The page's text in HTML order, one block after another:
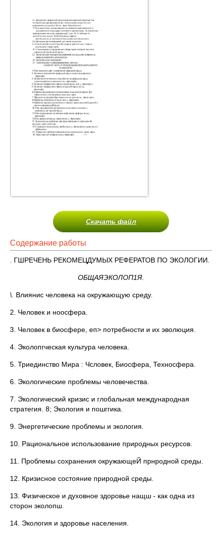
Скачать файл
Содержание работы
. ГШРЕЧЕНЬ РЕКОМЕЦДУМЫХ РЕФЕРАТОВ ПО ЭКОЛОГИИ.
ОБЩАЯЭКОЛОП1Я.
\. Влиянис человека на окружающую среду.
2. Человек и ноосфера.
3. Человек в биосфере, еп> потребности и их эволюция.
4. Эколопгческая культура человека.
5. Триединство Мира : Чсловек, Биосфера, Техносфера.
6. Экологические проблемы человечества.
7. Экологический кризис и глобальная международная
стратегия. 8; Экология и пошггика.
9. Энергетические проблемы и экология.
10. Рациональное использование природных ресурсов.
11. Проблемы сохранения окружающеЙ прнродной среды.
12. Кризисное состояние природной среды.
13. Физическое и духовное здоровье нащш - как одна из
сторон эколопш.
14. Экология и здоровье населения.